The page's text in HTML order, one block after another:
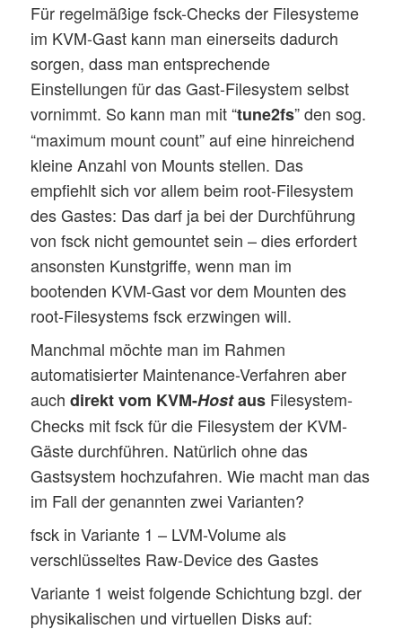
Für regelmäßige fsck-Checks der Filesysteme
im KVM-Gast kann man einerseits dadurch
sorgen, dass man entsprechende
Einstellungen für das Gast-Filesystem selbst
vornimmt. So kann man mit “tune2fs” den sog.
“maximum mount count” auf eine hinreichend
kleine Anzahl von Mounts stellen. Das
empfiehlt sich vor allem beim root-Filesystem
des Gastes: Das darf ja bei der Durchführung
von fsck nicht gemountet sein – dies erfordert
ansonsten Kunstgriffe, wenn man im
bootenden KVM-Gast vor dem Mounten des
root-Filesystems fsck erzwingen will.
Manchmal möchte man im Rahmen
automatisierter Maintenance-Verfahren aber
auchdirekt vom KVM-Hostaus Filesystem-
Checks mit fsck für die Filesystem der KVM-
Gäste durchführen. Natürlich ohne das
Gastsystem hochzufahren. Wie macht man das
im Fall der genannten zwei Varianten?
fsck in Variante 1 – LVM-Volume als
verschlüsseltes Raw-Device des Gastes
Variante 1 weist folgende Schichtung bzgl. der
physikalischen und virtuellen Disks auf: